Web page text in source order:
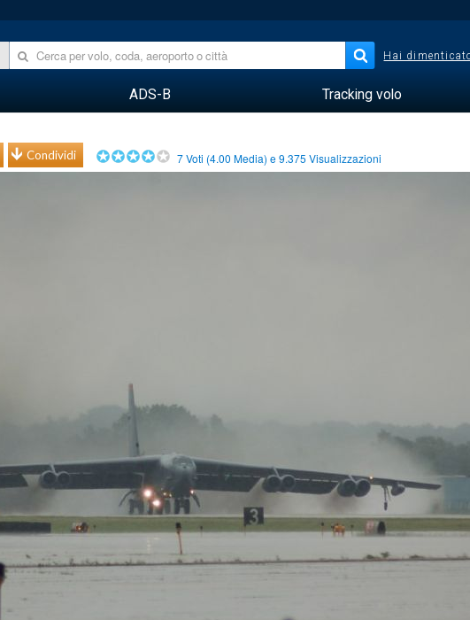
Hai
ADS-B Tracking volo
Condividi 7Voti (4.00 Media) e9.375 Visualizzazioni